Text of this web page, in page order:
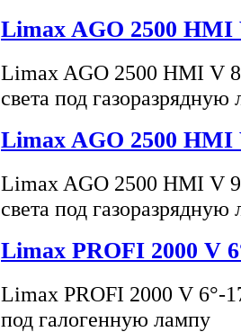
Limax AGO 2500 HMI
Limax AGO 2500 HMI V
света под
Limax AGO 2500 HMI
Limax AGO 2500 HMI V
света под
Limax PROFI 2000 V
Limax PROFI 2000 V 6°-
под галогенную лампу